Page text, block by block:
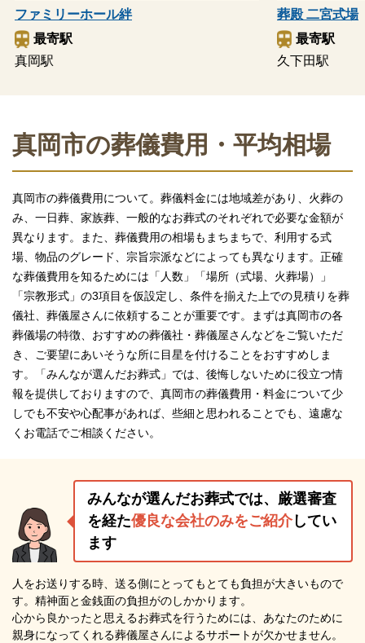
ファミリーホール絆
最寄駅
真岡駅
葬殿 二宮式場
最寄駅
久下田駅
真岡市の葬儀費用・平均相場
真岡市の葬儀費用について。葬儀料金には地域差があり、火葬の
み、一日葬、家族葬、一般的なお葬式のそれぞれで必要な金額が
異なります。また、葬儀費用の相場もまちまちで、利用する式
場、物品のグレード、宗旨宗派などによっても異なります。正確
な葬儀費用を知るためには「人数」「場所（式場、火葬場）」
「宗教形式」の3項目を仮設定し、条件を揃えた上での見積りを葬
儀社、葬儀屋さんに依頼することが重要です。まずは真岡市の各
葬儀場の特徴、おすすめの葬儀社・葬儀屋さんなどをご覧いただ
き、ご要望にあいそうな所に目星を付けることをおすすめしま
す。「みんなが選んだお葬式」では、後悔しないために役立つ情
報を提供しておりますので、真岡市の葬儀費用・料金について少
しでも不安や心配事があれば、些細と思われることでも、遠慮な
くお電話でご相談ください。
みんなが選んだお葬式では、厳選審査
を経た優良な会社のみをご紹介してい
ます
人をお送りする時、送る側にとってもとても負担が大きいもので
す。精神面と金銭面の負担がのしかかります。
心から良かったと思えるお葬式を行うためには、あなたのために
親身になってくれる葬儀屋さんによるサポートが欠かせません。